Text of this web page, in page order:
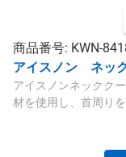
商品番号: KWN-
アイスノン ネッ
アイスノンネックク
材を使用し、首周り